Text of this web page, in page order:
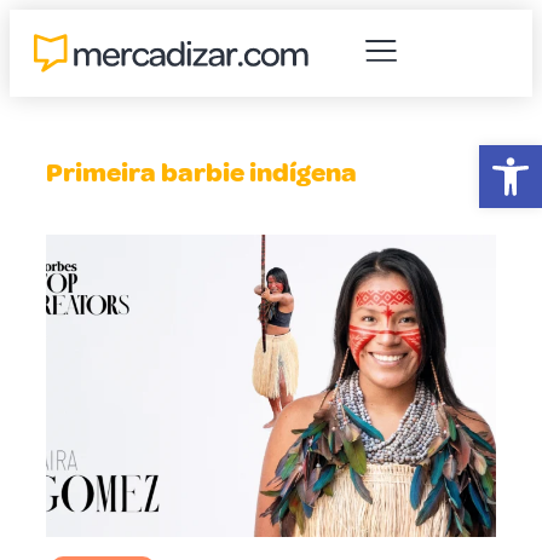
Primeira barbie indígena